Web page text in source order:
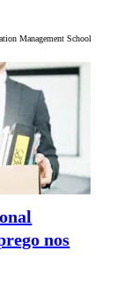
Management School
nos